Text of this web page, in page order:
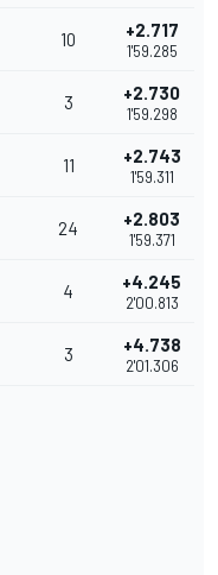
10 +2.717
1'59.285
3 +2.730
1'59.298
11 +2.743
1'59.311
24 +2.803
1'59.371
4 +4.245
2'00.813
3 +4.738
2'01.306